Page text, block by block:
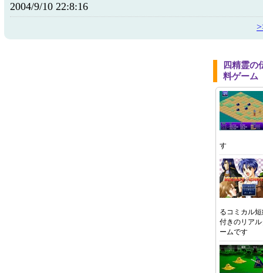
2004/9/10 22:8:16
四精霊の
料ゲーム
す
るコミカル
付きのリア
ームです